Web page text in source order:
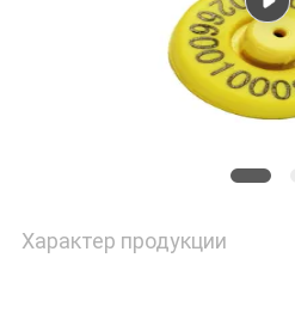
Характер продукции